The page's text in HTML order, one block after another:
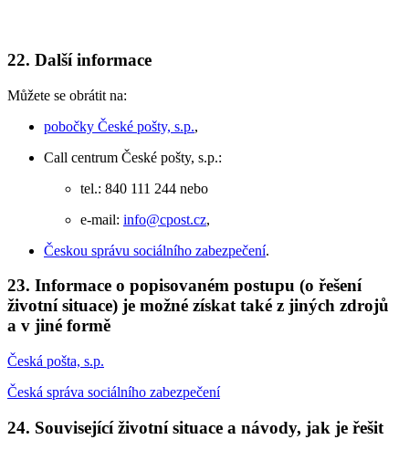
22. Další informace
Můžete se obrátit na:
pobočky České pošty, s.p.,
Call centrum České pošty, s.p.:
tel.: 840 111 244 nebo
e-mail: info@cpost.cz,
Českou správu sociálního zabezpečení.
23. Informace o popisovaném postupu (o řešení
životní situace) je možné získat také z jiných zdrojů
a v jiné formě
Česká pošta, s.p.
Česká správa sociálního zabezpečení
24. Související životní situace a návody, jak je řešit